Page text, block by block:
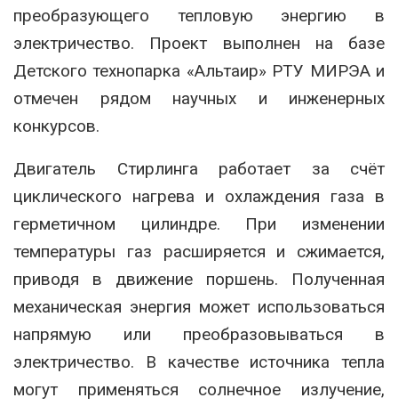
преобразующего тепловую энергию в
электричество. Проект выполнен на базе
Детского технопарка «Альтаир» РТУ МИРЭА и
отмечен рядом научных и инженерных
конкурсов.
Двигатель Стирлинга работает за счёт
циклического нагрева и охлаждения газа в
герметичном цилиндре. При изменении
температуры газ расширяется и сжимается,
приводя в движение поршень. Полученная
механическая энергия может использоваться
напрямую или преобразовываться в
электричество. В качестве источника тепла
могут применяться солнечное излучение,